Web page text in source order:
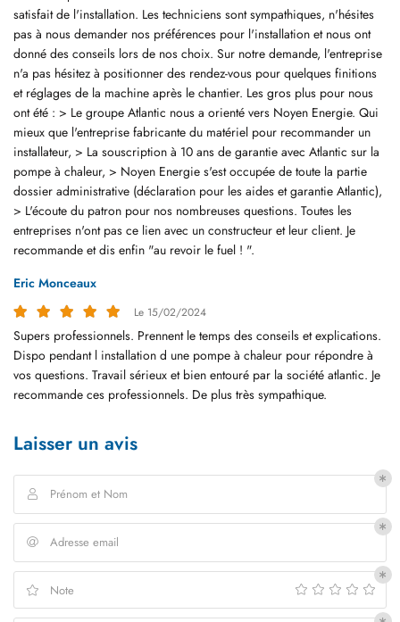
ACCUEIL
ÉLECTRICITÉ
SANITAIRE
ET CLIMATISATION
RÉALISATIONS
En cochant cette case, vous consentez à recevoir nos propositions commerciales à
l'adresse email indiqué ci-dessus. Vous pouvez vous désinscrire à tout moment en
utilisantle formulaire de désinscription.
INSCRIPTION
satisfait de l'installation. Les techniciens sont sympathiques, n'hésites
pas à nous demander nos préférences pour l'installation et nous ont
donné des conseils lors de nos choix. Sur notre demande, l'entreprise
n'a pas hésitez à positionner des rendez-vous pour quelques finitions
et réglages de la machine après le chantier. Les gros plus pour nous
ont été : > Le groupe Atlantic nous a orienté vers Noyen Energie. Qui
mieux que l'entreprise fabricante du matériel pour recommander un
installateur, > La souscription à 10 ans de garantie avec Atlantic sur la
pompe à chaleur, > Noyen Energie s'est occupée de toute la partie
dossier administrative (déclaration pour les aides et garantie Atlantic),
> L'écoute du patron pour nos nombreuses questions. Toutes les
entreprises n'ont pas ce lien avec un constructeur et leur client. Je
recommande et dis enfin "au revoir le fuel ! ".
Eric Monceaux
Le 15/02/2024
Supers professionnels. Prennent le temps des conseils et explications.
Dispo pendant l installation d une pompe à chaleur pour répondre à
vos questions. Travail sérieux et bien entouré par la société atlantic. Je
recommande ces professionnels. De plus très sympathique.
Laisser un avis
 Prénom et Nom
 Adresse email
 Note